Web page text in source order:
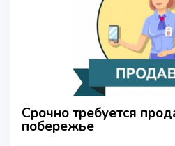
Срочно требуется
побережье